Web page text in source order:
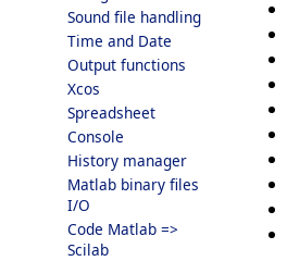
Sound file handling
Time and Date
Output functions
Xcos
Spreadsheet
Console
History manager
Matlab binary files
I/O
Code Matlab =>
Scilab